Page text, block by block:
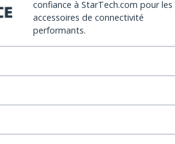
confiance à StarTech.com pour les
accessoires de connectivité
performants.